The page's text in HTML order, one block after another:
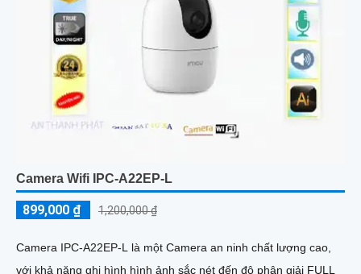
Camera Wifi IPC-A22EP-L
899,000 ₫ 1,200,000 ₫
Camera IPC-A22EP-L là một Camera an ninh chất lượng cao,
với khả năng ghi hình hình ảnh sắc nét đến độ phân giải FULL